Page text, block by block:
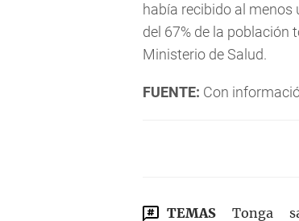
había recibido al menos
del 67% de la población
Ministerio de Salud.
FUENTE: Con
TEMAS Tonga